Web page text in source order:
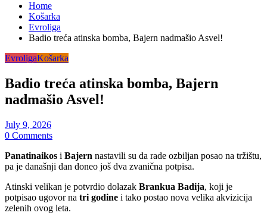
Home
Košarka
Evroliga
Badio treća atinska bomba, Bajern nadmašio Asvel!
EvroligaKošarka
Badio treća atinska bomba, Bajern
nadmašio Asvel!
July 9, 2026
0 Comments
Panatinaikos i Bajern nastavili su da rade ozbiljan posao na tržištu,
pa je današnji dan doneo još dva zvanična potpisa.
Atinski velikan je potvrdio dolazak Brankua Badija, koji je
potpisao ugovor na tri godine i tako postao nova velika akvizicija
zelenih ovog leta.